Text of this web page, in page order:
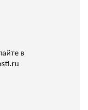
в